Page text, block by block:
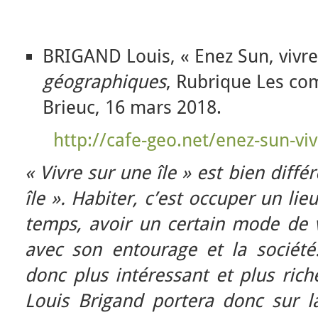
BRIGAND Louis, « Enez Sun,
géographiques, Rubrique Les
Brieuc, 16 mars 2018.
http://cafe-geo.net/enez-sun-
« Vivre sur une île » est bien
île ». Habiter, c’est occuper un
temps, avoir un certain mode de
avec son entourage et la
donc plus intéressant et plus
Louis Brigand portera donc sur